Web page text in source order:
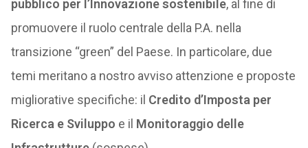
pubblico per l’Innovazione sostenibile, al fine di
promuovere il ruolo centrale della P.A. nella
transizione “green” del Paese. In particolare, due
temi meritano a nostro avviso attenzione e proposte
migliorative specifiche: il Credito d’Imposta per
Ricerca e Sviluppo e il Monitoraggio delle